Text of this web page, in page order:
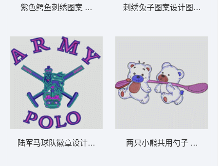
紫色鳄鱼刺绣图案 卡通童装章标贴布
陆军马球队徽章设计 卡通童装章标贴布
刺绣兔子图
两只小熊共用